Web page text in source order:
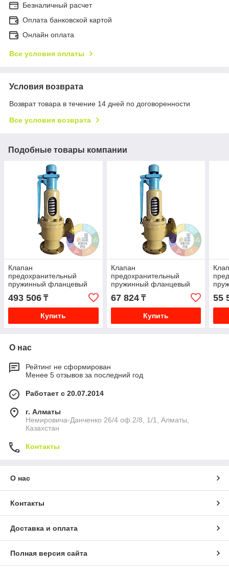
Безналичный расчет
Оплата банковской картой
Онлайн оплата
Все условия оплаты
Условия возврата
Возврат товара в течение 14 дней по договоренности
Все условия возврата
Подобные товары компании
Клапан
предохранительный
пружинный фланцевый
стальной Ду 150 Ру 16
СППК
493 506 ₸
Купить
Клапан
предохранительный
пружинный фланцевый
стальной Ду 40 Ру 16
СППК
67 824₸
Купить
55
О нас
Рейтинг не сформирован
Менее 5 отзывов за последний год
Работает с 20.07.2014
г. Алматы
Немировича-Данченко 26/4 оф.2/8, 1/1, Алматы,
Казахстан
Контакты
О нас
Контакты
Доставка и оплата
Полная версия сайта